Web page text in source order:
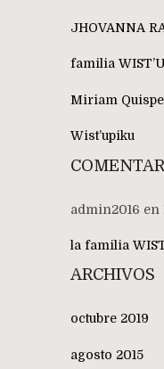
JHOVANNA
familia
Miriam
Wist’upiku
admin2016 en
la familia
ARCHIVOS
octubre 2019
agosto 2015